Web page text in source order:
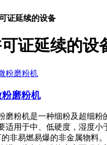
证延续的设备
证延续的设
磨粉机
磨粉机是一种细粉及超细粉
适用于中、低硬度，湿度小
非易燃易爆的非金属物料